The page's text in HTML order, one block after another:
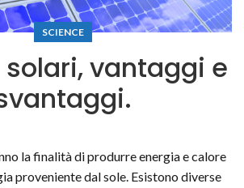
SCIENCE
solari, vantaggi e
la finalità di produrre energia e calore
proveniente dal sole. Esistono diverse